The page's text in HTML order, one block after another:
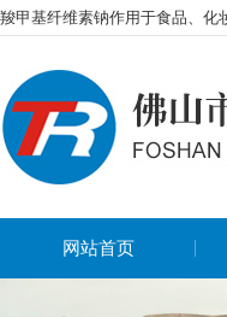
羧甲基纤维素钠作用于食品、化
网站首页